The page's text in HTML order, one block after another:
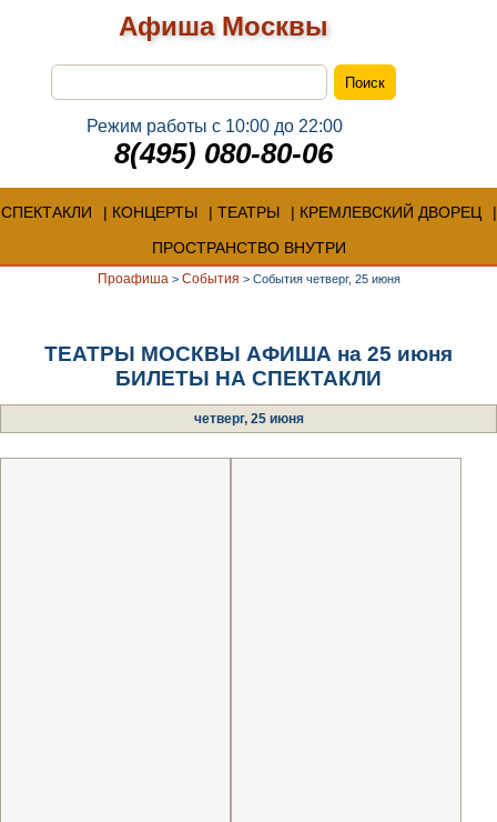
Афиша Москвы
Режим работы с 10:00 до 22:00
8(495) 080-80-06
СПЕКТАКЛИ КОНЦЕРТЫ ТЕАТРЫ
КРЕМЛЕВСКИЙ ДВОРЕЦ
ПРОСТРАНСТВО ВНУТРИ
Проафиша > События > События четверг, 25 июня
ТЕАТРЫ МОСКВЫ АФИША на 25 июня
БИЛЕТЫ НА СПЕКТАКЛИ
четверг, 25 июня